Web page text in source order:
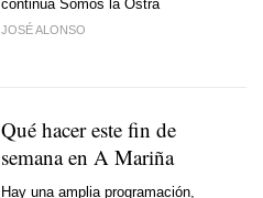
continúa Somos la Ostra
JOSÉ ALONSO
Qué hacer este fin de
semana en A Mariña
Hay una amplia programación,